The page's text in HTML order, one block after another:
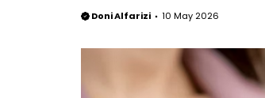
Doni Alfarizi 10 May 2026